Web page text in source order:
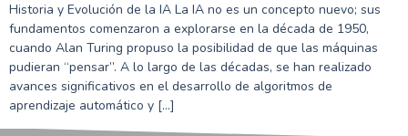
Historia y Evolución de la IA La IA no es un concepto nuevo; sus
fundamentos comenzaron a explorarse en la década de 1950,
cuando Alan Turing propuso la posibilidad de que las máquinas
pudieran “pensar”. A lo largo de las décadas, se han realizado
avances significativos en el desarrollo de algoritmos de
aprendizaje automático y […]